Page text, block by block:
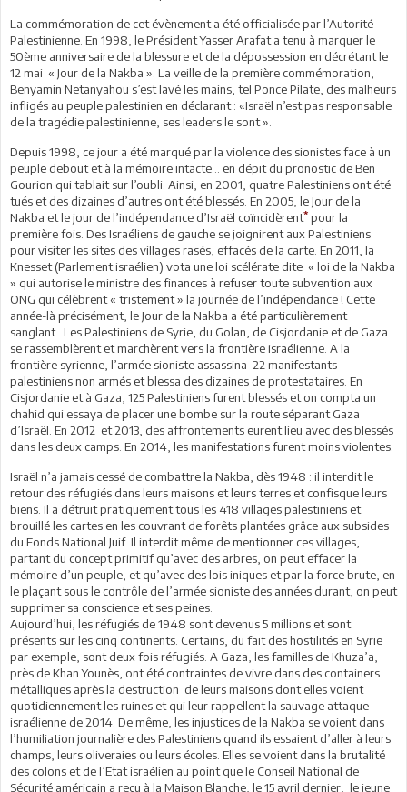
La commémoration de cet évènement a été officialisée par l’Autorité
Palestinienne. En 1998, le Président Yasser Arafat a tenu à marquer le
50ème anniversaire de la blessure et de la dépossession en décrétant le
12 mai « Jour de la Nakba ». La veille de la première commémoration,
Benyamin Netanyahou s’est lavé les mains, tel Ponce Pilate, des malheurs
infligés au peuple palestinien en déclarant : «Israël n’est pas responsable
de la tragédie palestinienne, ses leaders le sont ».
Depuis 1998, ce jour a été marqué par la violence des sionistes face à un
peuple debout et à la mémoire intacte… en dépit du pronostic de Ben
Gourion qui tablait sur l’oubli. Ainsi, en 2001, quatre Palestiniens ont été
tués et des dizaines d’autres ont été blessés. En 2005, le Jour de la
Nakba et le jour de l’indépendance d’Israël coïncidèrent* pour la
première fois. Des Israéliens de gauche se joignirent aux Palestiniens
pour visiter les sites des villages rasés, effacés de la carte. En 2011, la
Knesset (Parlement israélien) vota une loi scélérate dite « loi de la Nakba
» qui autorise le ministre des finances à refuser toute subvention aux
ONG qui célèbrent « tristement » la journée de l’indépendance ! Cette
année-là précisément, le Jour de la Nakba a été particulièrement
sanglant. Les Palestiniens de Syrie, du Golan, de Cisjordanie et de Gaza
se rassemblèrent et marchèrent vers la frontière israélienne. A la
frontière syrienne, l’armée sioniste assassina 22 manifestants
palestiniens non armés et blessa des dizaines de protestataires. En
Cisjordanie et à Gaza, 125 Palestiniens furent blessés et on compta un
chahid qui essaya de placer une bombe sur la route séparant Gaza
d’Israël. En 2012 et 2013, des affrontements eurent lieu avec des blessés
dans les deux camps. En 2014, les manifestations furent moins violentes.
Israël n’a jamais cessé de combattre la Nakba, dès 1948 : il interdit le
retour des réfugiés dans leurs maisons et leurs terres et confisque leurs
biens. Il a détruit pratiquement tous les 418 villages palestiniens et
brouillé les cartes en les couvrant de forêts plantées grâce aux subsides
du Fonds National Juif. Il interdit même de mentionner ces villages,
partant du concept primitif qu’avec des arbres, on peut effacer la
mémoire d’un peuple, et qu’avec des lois iniques et par la force brute, en
le plaçant sous le contrôle de l’armée sioniste des années durant, on peut
supprimer sa conscience et ses peines.
Aujourd’hui, les réfugiés de 1948 sont devenus 5 millions et sont
présents sur les cinq continents. Certains, du fait des hostilités en Syrie
par exemple, sont deux fois réfugiés. A Gaza, les familles de Khuza’a,
près de Khan Younès, ont été contraintes de vivre dans des containers
métalliques après la destruction de leurs maisons dont elles voient
quotidiennement les ruines et qui leur rappellent la sauvage attaque
israélienne de 2014. De même, les injustices de la Nakba se voient dans
l’humiliation journalière des Palestiniens quand ils essaient d’aller à leurs
champs, leurs oliveraies ou leurs écoles. Elles se voient dans la brutalité
des colons et de l’Etat israélien au point que le Conseil National de
Sécurité américain a reçu à la Maison Blanche, le 15 avril dernier, le jeune